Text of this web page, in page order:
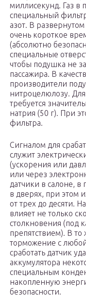
миллисекунд. Газ в
специальный
азот. В
очень короткое
(абсолютно
специальные
чтобы подушка не
пассажира. В
производители
нитроцелюлозу.
требуется
натрия (50 г). При
фильтра.
Сигналом для
служит
(ускорения или
или через
датчики в салоне, в
в дверях, при этом
от трех до десяти.
влияет не только
столкновения (под
препятствием). В
торможение с
сработать датчик
аккумулятора
специальным
накопленную
безопасности.